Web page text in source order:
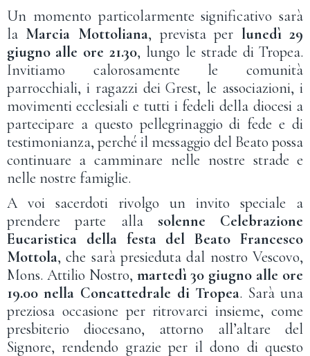
Un momento particolarmente significativo sarà
la Marcia Mottoliana, prevista per lunedì 29
giugno alle ore 21.30, lungo le strade di Tropea.
Invitiamo calorosamente le comunità
parrocchiali, i ragazzi dei Grest, le associazioni, i
movimenti ecclesiali e tutti i fedeli della diocesi a
partecipare a questo pellegrinaggio di fede e di
testimonianza, perché il messaggio del Beato possa
continuare a camminare nelle nostre strade e
nelle nostre famiglie.
A voi sacerdoti rivolgo un invito speciale a
prendere parte alla solenne Celebrazione
Eucaristica della festa del Beato Francesco
Mottola, che sarà presieduta dal nostro Vescovo,
Mons. Attilio Nostro, martedì 30 giugno alle ore
19.00 nella Concattedrale di Tropea. Sarà una
preziosa occasione per ritrovarci insieme, come
presbiterio diocesano, attorno all’altare del
Signore, rendendo grazie per il dono di questo